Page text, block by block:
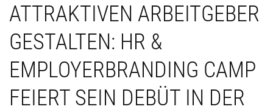
ATTRAKTIVEN ARBEITGEBER
GESTALTEN: HR &
EMPLOYERBRANDING CAMP
FEIERT SEIN DEBÜT IN DER